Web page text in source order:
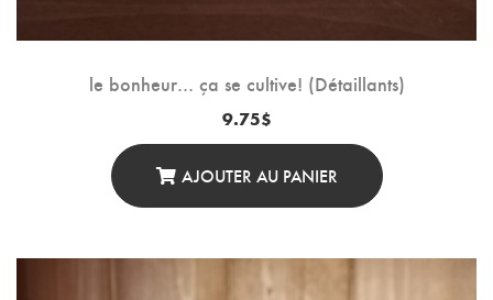
le bonheur… ça se cultive! (Détaillants)
9.75$
AJOUTER AU PANIER